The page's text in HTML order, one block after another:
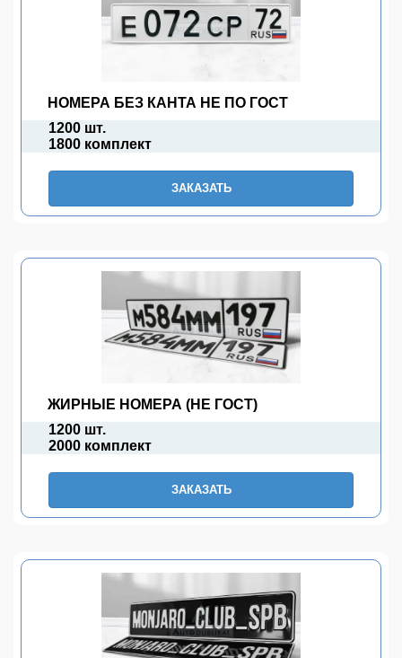
НОМЕРА БЕЗ КАНТА НЕ ПО ГОСТ
1200 шт.
1800 комплект
ЗАКАЗАТЬ
ЖИРНЫЕ НОМЕРА (НЕ ГОСТ)
1200 шт.
2000 комплект
ЗАКАЗАТЬ